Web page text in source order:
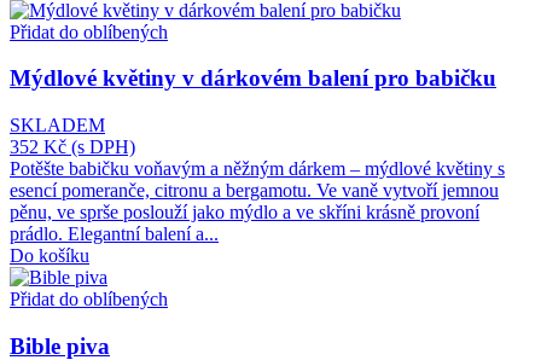
Přidat do oblíbených
Mýdlové květiny v dárkovém balení pro babičku
SKLADEM
352 Kč (s DPH)
Potěšte babičku voňavým a něžným dárkem – mýdlové květiny s
esencí pomeranče, citronu a bergamotu. Ve vaně vytvoří jemnou
pěnu, ve sprše poslouží jako mýdlo a ve skříni krásně provoní
prádlo. Elegantní balení a...
Do košíku
Přidat do oblíbených
Bible piva